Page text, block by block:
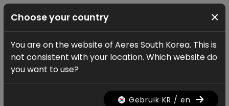
Algemene
voorwaarden
Choose your country ×
You are on the website of Aeres South Korea. This is
not consistent with your location. Which website do
you want to use?
Gebruik KR / en